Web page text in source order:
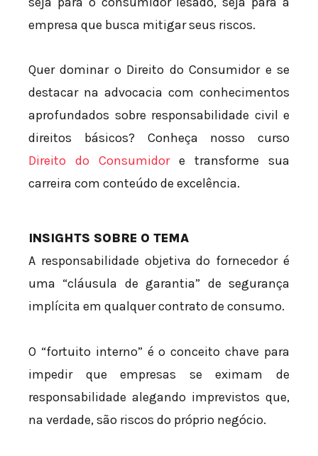
empresa que busca mitigar seus riscos.
Quer dominar o Direito do Consumidor e se
destacar na advocacia com conhecimentos
aprofundados sobre responsabilidade civil e
direitos básicos? Conheça nosso curso
Direito do Consumidore transforme sua
carreira com conteúdo de excelência.
INSIGHTS SOBRE O TEMA
A responsabilidade objetiva do fornecedor é
uma “cláusula de garantia” de segurança
implícita em qualquer contrato de consumo.
O “fortuito interno” é o conceito chave para
impedir que empresas se eximam de
responsabilidade alegando imprevistos que,
na verdade, são riscos do próprio negócio.